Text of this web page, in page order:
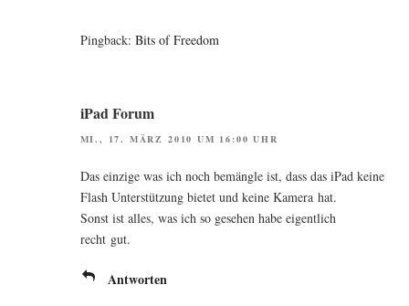
Pingback: Bits of Freedom
iPad Forum
MI., 17. MÄRZ 2010 UM 16:00 UHR
Das ein­zi­ge was ich noch bemäng­le ist, dass das iPad kei­ne
Flash Unter­stüt­zung bie­tet und kei­ne Kame­ra hat.
Sonst ist alles, was ich so gese­hen habe eigent­lich
recht gut.
Antworten